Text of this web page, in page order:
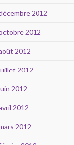
2012
2012
2012
2012
2012
2012
2012